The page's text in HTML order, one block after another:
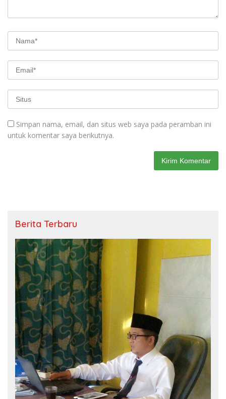
Simpan nama, email, dan situs web saya pada peramban ini
untuk komentar saya berikutnya.
Berita Terbaru